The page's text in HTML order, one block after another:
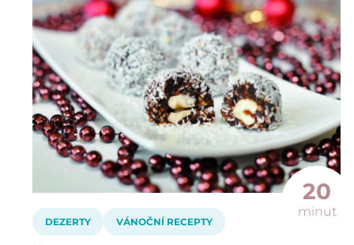
20
minut
DEZERTY VÁNOČNÍ RECEPTY